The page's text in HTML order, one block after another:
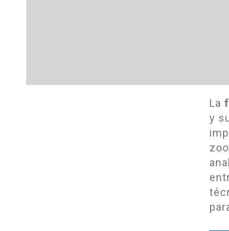
La
y